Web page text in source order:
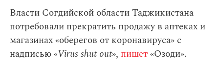
Власти Согдийской области Таджикистана
потребовали прекратить продажу в аптеках и
магазинах «оберегов от коронавируса» с
надписью «Virus shut out», пишет«Озоди».